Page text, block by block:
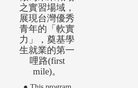
之實習場域，
展現台灣優秀
青年的「軟實
力」， 奠基學
生就業的第一
哩路(first
mile)。